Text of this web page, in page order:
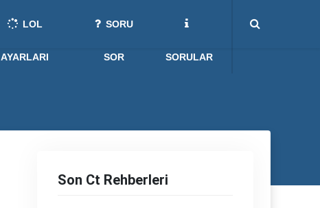
LOL
AYARLARI
SORU
SOR SORULAR
Son Ct Rehberleri